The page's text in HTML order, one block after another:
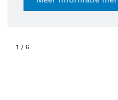
1 / 6